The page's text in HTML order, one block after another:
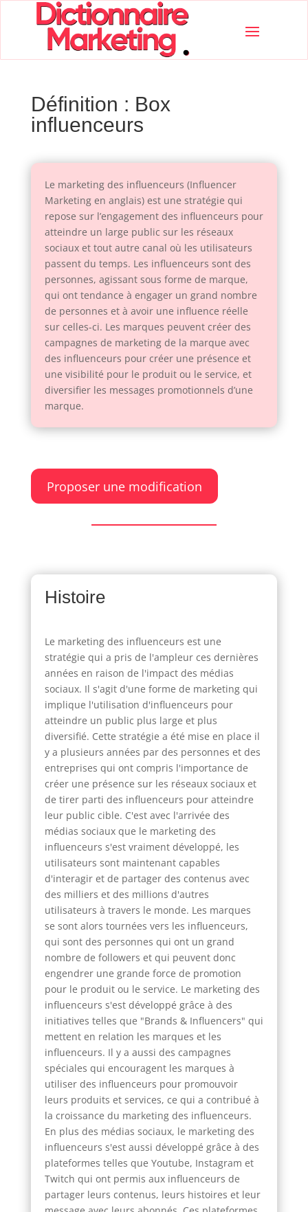
Définition : Box
influenceurs
Le marketing des influenceurs (Influencer
Marketing en anglais) est une stratégie qui
repose sur l’engagement des influenceurs pour
atteindre un large public sur les réseaux
sociaux et tout autre canal où les utilisateurs
passent du temps. Les influenceurs sont des
personnes, agissant sous forme de marque,
qui ont tendance à engager un grand nombre
de personnes et à avoir une influence réelle
sur celles-ci. Les marques peuvent créer des
campagnes de marketing de la marque avec
des influenceurs pour créer une présence et
une visibilité pour le produit ou le service, et
diversifier les messages promotionnels d’une
marque.
Proposer une modification
Histoire
Le marketing des influenceurs est une
stratégie qui a pris de l'ampleur ces dernières
années en raison de l'impact des médias
sociaux. Il s'agit d'une forme de marketing qui
implique l'utilisation d'influenceurs pour
atteindre un public plus large et plus
diversifié. Cette stratégie a été mise en place il
y a plusieurs années par des personnes et des
entreprises qui ont compris l'importance de
créer une présence sur les réseaux sociaux et
de tirer parti des influenceurs pour atteindre
leur public cible. C'est avec l'arrivée des
médias sociaux que le marketing des
influenceurs s'est vraiment développé, les
utilisateurs sont maintenant capables
d'interagir et de partager des contenus avec
des milliers et des millions d'autres
utilisateurs à travers le monde. Les marques
se sont alors tournées vers les influenceurs,
qui sont des personnes qui ont un grand
nombre de followers et qui peuvent donc
engendrer une grande force de promotion
pour le produit ou le service. Le marketing des
influenceurs s'est développé grâce à des
initiatives telles que "Brands & Influencers" qui
mettent en relation les marques et les
influenceurs. Il y a aussi des campagnes
spéciales qui encouragent les marques à
utiliser des influenceurs pour promouvoir
leurs produits et services, ce qui a contribué à
la croissance du marketing des influenceurs.
En plus des médias sociaux, le marketing des
influenceurs s'est aussi développé grâce à des
plateformes telles que Youtube, Instagram et
Twitch qui ont permis aux influenceurs de
partager leurs contenus, leurs histoires et leur